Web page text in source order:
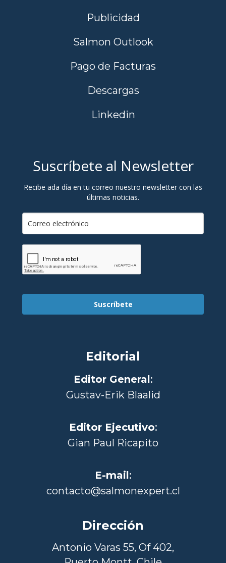
Publicidad
Salmon Outlook
Pago de Facturas
Descargas
Linkedin
Suscríbete al Newsletter
Recibe ada día en tu correo nuestro newsletter con las
últimas noticias.
Suscríbete
Editorial
Editor General:
Gustav-Erik Blaalid
Editor Ejecutivo:
Gian Paul Ricapito
E-mail:
contacto@salmonexpert.cl
Dirección
Antonio Varas 55, Of 402,